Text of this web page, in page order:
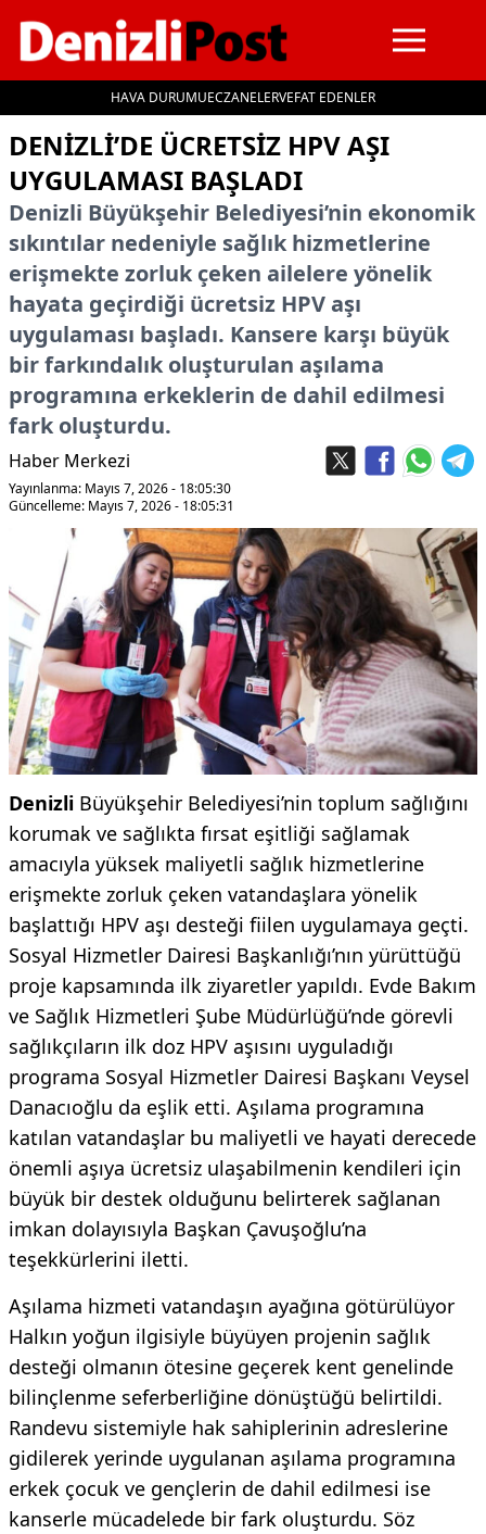
HAVA DURUMUECZANELERVEFAT EDENLER
İçeriğe geç
DENIZLI’DE ÜCRETSIZ HPV AŞI
UYGULAMASI BAŞLADI
Denizli Büyükşehir Belediyesi’nin ekonomik
sıkıntılar nedeniyle sağlık hizmetlerine
erişmekte zorluk çeken ailelere yönelik
hayata geçirdiği ücretsiz HPV aşı
uygulaması başladı. Kansere karşı büyük
bir farkındalık oluşturulan aşılama
programına erkeklerin de dahil edilmesi
fark oluşturdu.
Haber Merkezi
Yayınlanma: Mayıs 7, 2026 - 18:05:30
Güncelleme: Mayıs 7, 2026 - 18:05:31
Denizli Büyükşehir Belediyesi’nin toplum sağlığını
korumak ve sağlıkta fırsat eşitliği sağlamak
amacıyla yüksek maliyetli sağlık hizmetlerine
erişmekte zorluk çeken vatandaşlara yönelik
başlattığı HPV aşı desteği fiilen uygulamaya geçti.
Sosyal Hizmetler Dairesi Başkanlığı’nın yürüttüğü
proje kapsamında ilk ziyaretler yapıldı. Evde Bakım
ve Sağlık Hizmetleri Şube Müdürlüğü’nde görevli
sağlıkçıların ilk doz HPV aşısını uyguladığı
programa Sosyal Hizmetler Dairesi Başkanı Veysel
Danacıoğlu da eşlik etti. Aşılama programına
katılan vatandaşlar bu maliyetli ve hayati derecede
önemli aşıya ücretsiz ulaşabilmenin kendileri için
büyük bir destek olduğunu belirterek sağlanan
imkan dolayısıyla Başkan Çavuşoğlu’na
teşekkürlerini iletti.
Aşılama hizmeti vatandaşın ayağına götürülüyor
Halkın yoğun ilgisiyle büyüyen projenin sağlık
desteği olmanın ötesine geçerek kent genelinde
bilinçlenme seferberliğine dönüştüğü belirtildi.
Randevu sistemiyle hak sahiplerinin adreslerine
gidilerek yerinde uygulanan aşılama programına
erkek çocuk ve gençlerin de dahil edilmesi ise
kanserle mücadelede bir fark oluşturdu. Söz